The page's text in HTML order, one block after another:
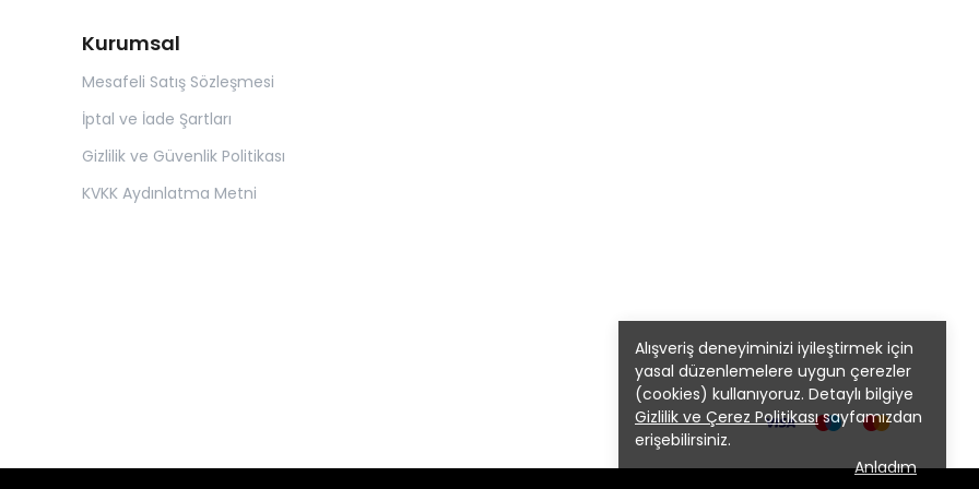
Alışveriş deneyiminizi iyileştirmek için
yasal düzenlemelere uygun çerezler
(cookies) kullanıyoruz. Detaylı bilgiye
Gizlilik ve Çerez Politikasısayfamızdan
erişebilirsiniz.
Anladım
Kurumsal
Mesafeli Satış Sözleşmesi
İptal ve İade Şartları
Gizlilik ve Güvenlik Politikası
KVKK Aydınlatma Metni